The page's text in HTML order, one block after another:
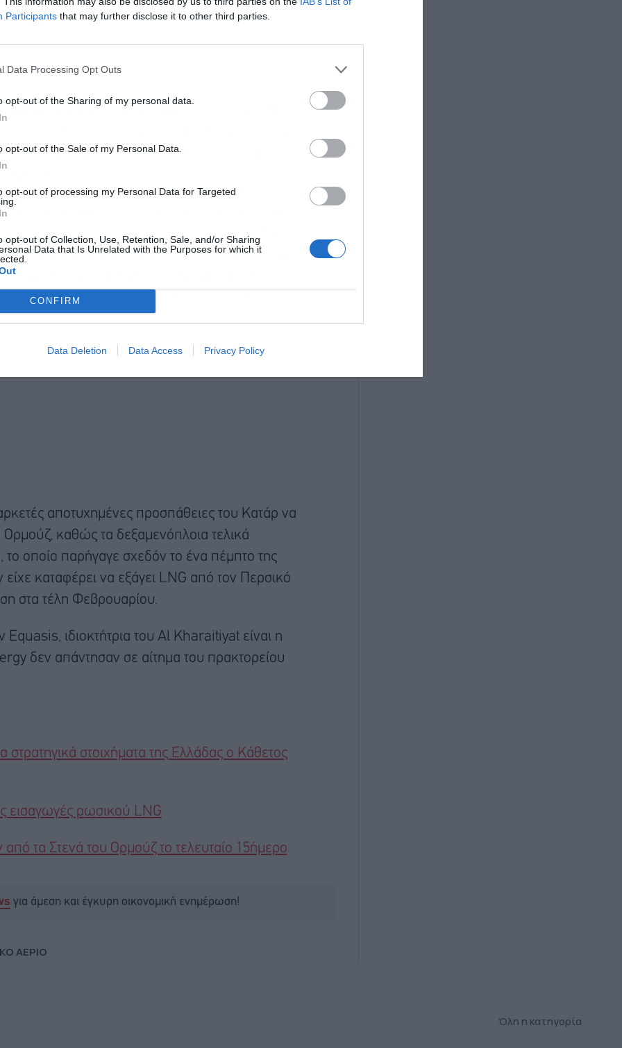
Participants that may further disclose it to other third parties.
Data Processing Opt Outs
opt-out of the Sharing of my personal data.
opt-out of the Sale of my Personal Data.
opt-out of processing my Personal Data for Targeted
opt-out of Collection, Use, Retention, Sale, and/or Sharing
Data that Is Unrelated with the Purposes for which it
CONFIRM
Data Deletion Data Access Privacy Policy
σημαντικά τις παγκόσμιες προμήθειες
σε πολλές περιοχές της Ασίας. Τα πλοία
ασφαλείας, καθώς τόσο το Ιράν όσο και οι
συγκρατημένες ενδείξεις ότι οι ροές LNG
απέχει πολύ από τα προπολεμικά επίπεδα,
από τον Περσικό Κόλπο. Τουλάχιστον
στις εγκαταστάσεις εξαγωγής της Abu
τα Στενά από την έναρξη της σύγκρουσης.
αποτυχημένες προσπάθειες του Κατάρ να
καθώς τα δεξαμενόπλοια τελικά
οποίο παρήγαγε σχεδόν το ένα πέμπτο της
καταφέρει να εξάγει LNG από τον Περσικό
στα τέλη Φεβρουαρίου.
ιδιοκτήτρια του Al Kharaitiyat είναι η
δεν απάντησαν σε αίτημα του πρακτορείου
στοιχήματα της Ελλάδας ο Κάθετος
εισαγωγές ρωσικού LNG
τα Στενά του Ορμούζ το τελευταίο 15ήμερο
για άμεση και έγκυρη οικονομική ενημέρωση!
ΑΕΡΙΟ
Όλη η κατηγορία